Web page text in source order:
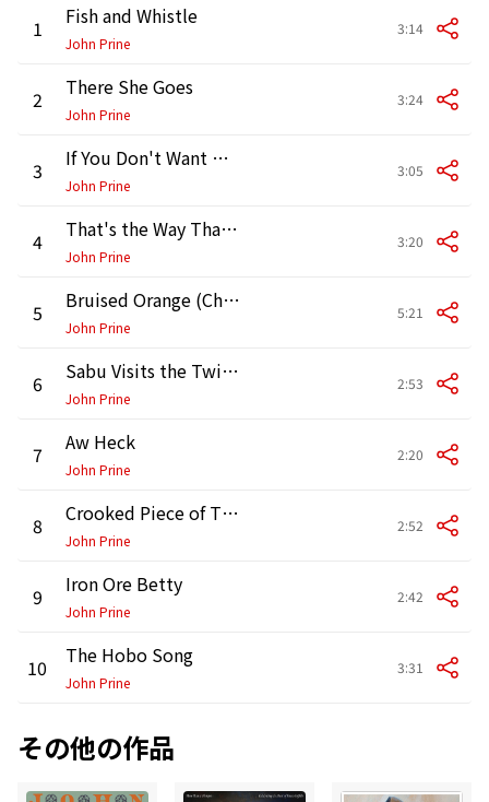
1 Fish and Whistle
John Prine
3:14
2 There She Goes
John Prine
3:24
3 If You Don't Want My Love
John Prine
3:05
4 That's the Way That the World Goes 'Round
John Prine
3:20
5 Bruised Orange (Chain of Sorrow)
John Prine
5:21
6 Sabu Visits the Twin Cities Alone
John Prine
2:53
7 Aw Heck
John Prine
2:20
8 Crooked Piece of Time
John Prine
2:52
9 Iron Ore Betty
John Prine
2:42
10 The Hobo Song
John Prine
3:31
その他の作品